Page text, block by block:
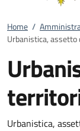
Home /
Urbanistica,
Urbanistica,